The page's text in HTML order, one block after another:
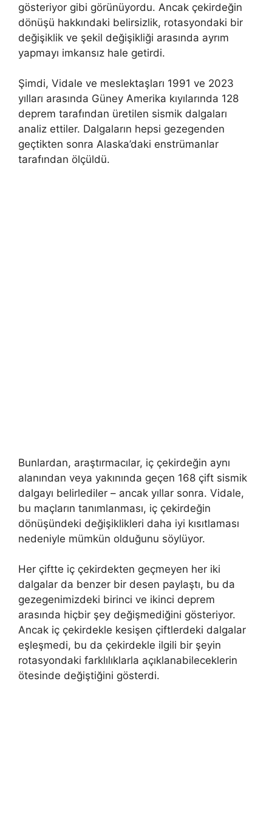
gösteriyor gibi görünüyordu. Ancak çekirdeğin
dönüşü hakkındaki belirsizlik, rotasyondaki bir
değişiklik ve şekil değişikliği arasında ayrım
yapmayı imkansız hale getirdi.
Şimdi, Vidale ve meslektaşları 1991 ve 2023
yılları arasında Güney Amerika kıyılarında 128
deprem tarafından üretilen sismik dalgaları
analiz ettiler. Dalgaların hepsi gezegenden
geçtikten sonra Alaska’daki enstrümanlar
tarafından ölçüldü.
Bunlardan, araştırmacılar, iç çekirdeğin aynı
alanından veya yakınında geçen 168 çift sismik
dalgayı belirlediler – ancak yıllar sonra. Vidale,
bu maçların tanımlanması, iç çekirdeğin
dönüşündeki değişiklikleri daha iyi kısıtlaması
nedeniyle mümkün olduğunu söylüyor.
Her çiftte iç çekirdekten geçmeyen her iki
dalgalar da benzer bir desen paylaştı, bu da
gezegenimizdeki birinci ve ikinci deprem
arasında hiçbir şey değişmediğini gösteriyor.
Ancak iç çekirdekle kesişen çiftlerdeki dalgalar
eşleşmedi, bu da çekirdekle ilgili bir şeyin
rotasyondaki farklılıklarla açıklanabileceklerin
ötesinde değiştiğini gösterdi.